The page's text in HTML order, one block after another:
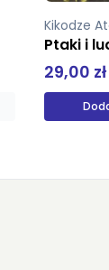
Kikodze
Ptaki i
29,00 zł